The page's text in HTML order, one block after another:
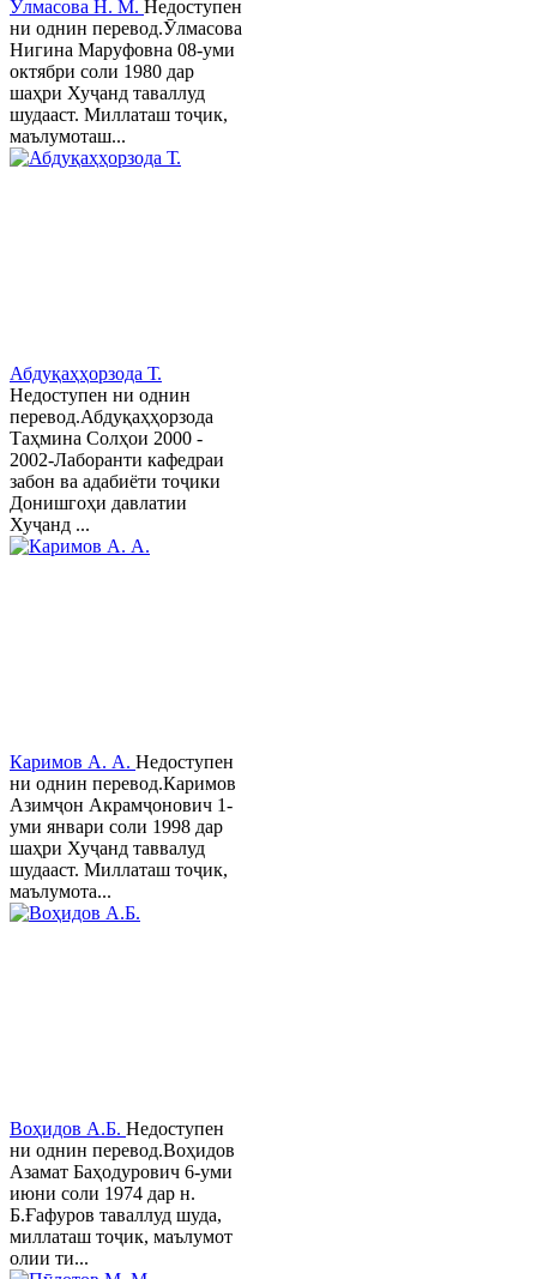
Ӯлмасова Н. М. Недоступен
ни однин перевод.Ӯлмасова
Нигина Маруфовна 08-уми
октябри соли 1980 дар
шаҳри Хуҷанд таваллуд
шудааст. Миллаташ тоҷик,
маълумоташ...
Абдуқаҳҳорзода Т.
Недоступен ни однин
перевод.Абдуқаҳҳорзода
Таҳмина Солҳои 2000 -
2002-Лаборанти кафедраи
забон ва адабиёти тоҷики
Донишгоҳи давлатии
Хуҷанд ...
Каримов А. А. Недоступен
ни однин перевод.Каримов
Азимҷон Акрамҷонович 1-
уми январи соли 1998 дар
шаҳри Хуҷанд таввалуд
шудааст. Миллаташ тоҷик,
маълумота...
Воҳидов А.Б. Недоступен
ни однин перевод.Воҳидов
Азамат Баҳодурович 6-уми
июни соли 1974 дар н.
Б.Ғафуров таваллуд шуда,
миллаташ тоҷик, маълумот
олии ти...